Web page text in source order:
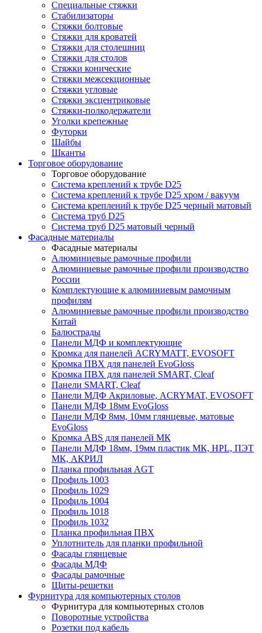
Специальные стяжки
Стабилизаторы
Стяжки болтовые
Стяжки для кроватей
Стяжки для столешниц
Стяжки для столов
Стяжки конические
Стяжки межсекционные
Стяжки угловые
Стяжки эксцентриковые
Стяжки-полкодержатели
Уголки крепежные
Футорки
Шайбы
Шканты
Торговое оборудование
Торговое оборудование
Система креплений к трубе D25
Система креплений к трубе D25 хром / вакуум
Система креплений к трубе D25 черный матовый
Система труб D25
Система труб D25 матовый черный
Фасадные материалы
Фасадные материалы
Алюминиевые рамочные профили
Алюминиевые рамочные профили производство
России
Комплектующие к алюминиевым рамочным
профилям
Алюминиевые рамочные профили производство
Китай
Балюстрады
Панели МДФ и комплектующие
Кромка для панелей ACRYMATT, EVOSOFT
Кромка ПВХ для панелей EvoGloss
Кромка ПВХ для панелей SMART, Cleaf
Панели SMART, Cleaf
Панели МДФ Акриловые, ACRYMAT, EVOSOFT
Панели МДФ 18мм EvoGloss
Панели МДФ 8мм, 10мм глянцевые, матовые
EvoGloss
Кромка ABS для панелей МК
Панели МДФ 18мм, 19мм пластик МК, HPL, ПЭТ
МК, АКРИЛ
Планка профильная AGT
Профиль 1003
Профиль 1029
Профиль 1004
Профиль 1018
Профиль 1032
Планка профильная ПВХ
Уплотнитель для планки профильной
Фасады глянцевые
Фасады МДФ
Фасады рамочные
Щиты-решетки
Фурнитура для компьютерных столов
Фурнитура для компьютерных столов
Поворотные устройства
Розетки под кабель